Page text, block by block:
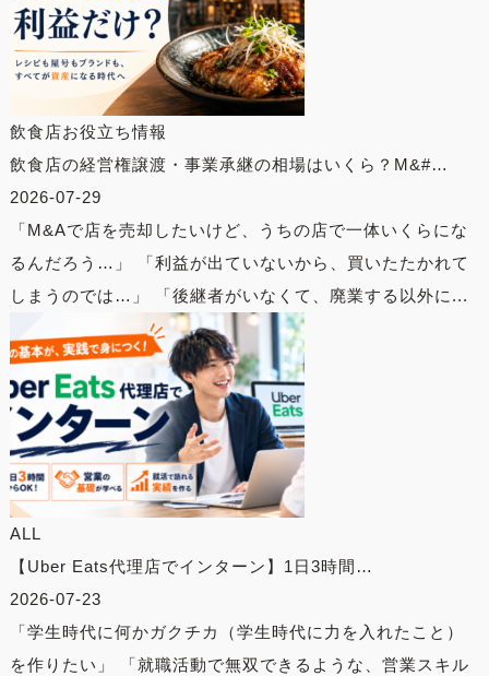
飲食店お役立ち情報
飲食店の経営権譲渡・事業承継の相場はいくら？M&#…
2026-07-29
「M&Aで店を売却したいけど、うちの店で一体いくらにな
るんだろう…」 「利益が出ていないから、買いたたかれて
しまうのでは…」 「後継者がいなくて、廃業する以外に...
ALL
【Uber Eats代理店でインターン】1日3時間…
2026-07-23
「学生時代に何かガクチカ（学生時代に力を入れたこと）
を作りたい」 「就職活動で無双できるような、営業スキル